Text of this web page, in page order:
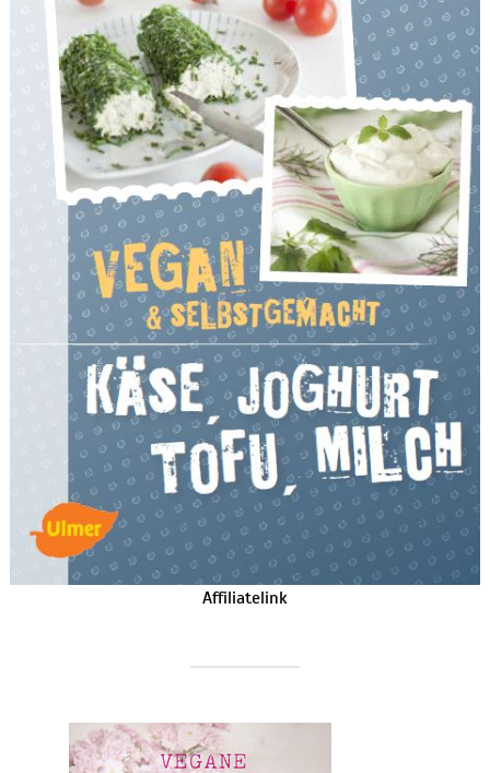
Affiliatelink